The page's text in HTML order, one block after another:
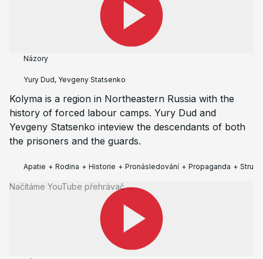
Kolyma – Birthplace of Our Fear
Názory
Yury Dud, Yevgeny Statsenko
Kolyma is a region in Northeastern Russia with the
history of forced labour camps. Yury Dud and
Yevgeny Statsenko inteview the descendants of both
the prisoners and the guards.
Apatie + Rodina + Historie + Pronásledování + Propaganda +
Načítáme YouTube přehrávač ...